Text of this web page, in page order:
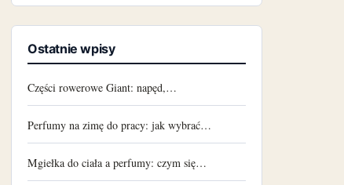
Ostatnie wpisy
Części rowerowe Giant: napęd,…
Perfumy na zimę do pracy: jak wybrać…
Mgiełka do ciała a perfumy: czym się…